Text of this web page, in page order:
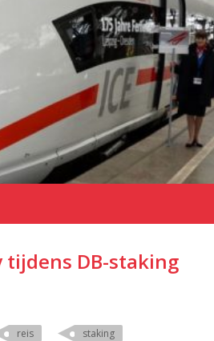
tijdens DB-staking
reis
staking